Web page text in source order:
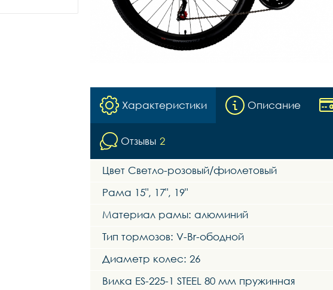
Характеристики Описание
Отзывы 2
Цвет Светло-розовый/фиолетовый
Рама 15", 17", 19"
Материал рамы: алюминий
Тип тормозов: V-Br-ободной
Диаметр колес: 26
Вилка ES-225-1 STEEL 80 мм пружинная